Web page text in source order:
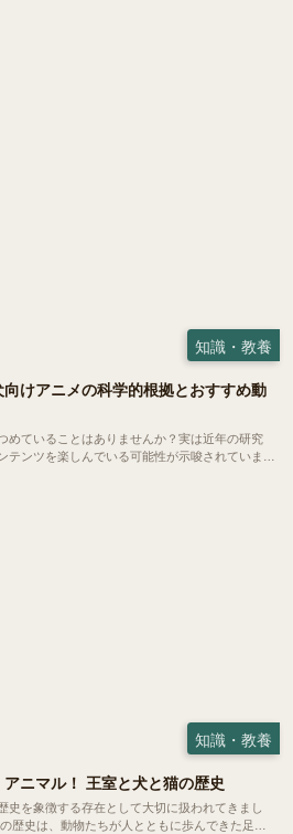
知識・教養
けアニメの科学的根拠とおすすめ動
めていることはありませんか？実は近年の研究
テンツを楽しんでいる可能性が示唆されていま
知識・教養
ニマル！ 王室と犬と猫の歴史
史を象徴する存在として大切に扱われてきまし